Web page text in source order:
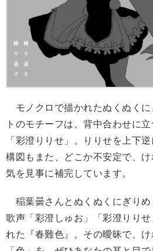
モノクロで描かれたぬくぬくに
トのモチーフは、背中合わせに
「彩澄りりせ」。りりせを上下
構図もまた、どこか不安定で、
気を見事に補完しています。
稲葉曇さんとぬくぬくにぎりめ
歌声「彩澄しゅお」「彩澄りり
れた『春難色』。その曖昧で、